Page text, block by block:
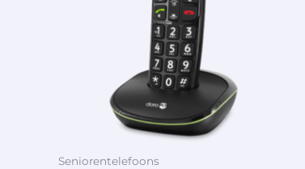
Seniorentelefoons